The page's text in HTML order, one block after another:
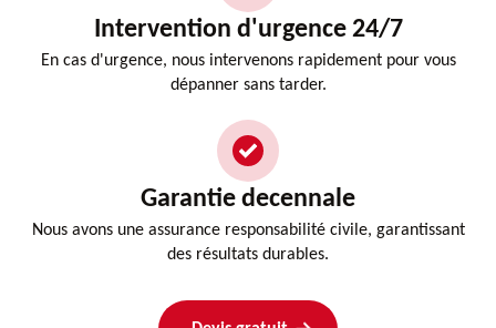
Intervention d'urgence 24/7
En cas d'urgence, nous intervenons rapidement pour vous
dépanner sans tarder.
Garantie decennale
Nous avons une assurance responsabilité civile, garantissant
des résultats durables.